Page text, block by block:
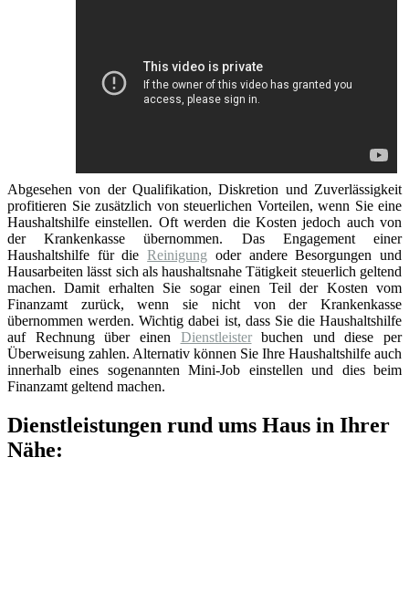
Abgesehen von der Qualifikation, Diskretion und Zuverlässigkeit
profitieren Sie zusätzlich von steuerlichen Vorteilen, wenn Sie eine
Haushaltshilfe einstellen. Oft werden die Kosten jedoch auch von
der Krankenkasse übernommen. Das Engagement einer
Haushaltshilfe für dieReinigung oder andere Besorgungen und
Hausarbeiten lässt sich als haushaltsnahe Tätigkeit steuerlich geltend
machen. Damit erhalten Sie sogar einen Teil der Kosten vom
Finanzamt zurück, wenn sie nicht von der Krankenkasse
übernommen werden. Wichtig dabei ist, dass Sie die Haushaltshilfe
auf Rechnung über einen Dienstleisterbuchen und diese per
Überweisung zahlen. Alternativ können Sie Ihre Haushaltshilfe auch
innerhalb eines sogenannten Mini-Job einstellen und dies beim
Finanzamt geltend machen.
Dienstleistungen rund ums Haus in Ihrer
Nähe: